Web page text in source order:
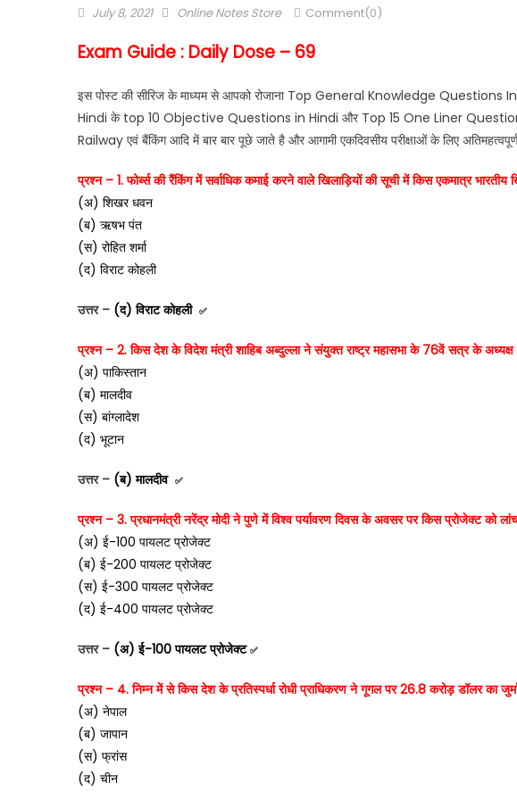
July 8, 2021 Online Notes Store Comment(0)
Exam Guide : Daily Dose – 69
इस पोस्ट की सीरिज के माध्यम से आपको रोजाना Top General Knowledge Questions
Hindi के top 10 Objective Questions in Hindi और Top 15 One Liner Questions in
Railway एवं बैंकिंग आदि में बार बार पूछे जाते है और आगामी एकदिवसीय परीक्षाओं के लिए
प्रश्न – 1. फोर्ब्स की रैंकिंग में सर्वाधिक कमाई करने वाले खिलाड़ियों की सूची में किस एकमात्र
(अ) शिखर धवन
(ब) ऋषभ पंत
(स) रोहित शर्मा
(द) विराट कोहली
उत्तर – (द) विराट कोहली ✅
प्रश्न – 2. किस देश के विदेश मंत्री शाहिब अब्दुल्ला ने संयुक्त राष्ट्र महासभा के 76वें सत्र के अध्यक्ष
(अ) पाकिस्तान
(ब) मालदीव
(स) बांग्लादेश
(द) भूटान
उत्तर – (ब) मालदीव ✅
प्रश्न – 3. प्रधानमंत्री नरेंद्र मोदी ने पुणे में विश्व पर्यावरण दिवस के अवसर पर किस प्रोजेक्ट को
(अ) ई-100 पायलट प्रोजेक्ट
(ब) ई-200 पायलट प्रोजेक्ट
(स) ई-300 पायलट प्रोजेक्ट
(द) ई-400 पायलट प्रोजेक्ट
उत्तर – (अ) ई-100 पायलट प्रोजेक्ट ✅
प्रश्न – 4. निम्न में से किस देश के प्रतिस्पर्धा रोधी प्राधिकरण ने गूगल पर 26.8 करोड़ डॉलर का
(अ) नेपाल
(ब) जापान
(स) फ्रांस
(द) चीन